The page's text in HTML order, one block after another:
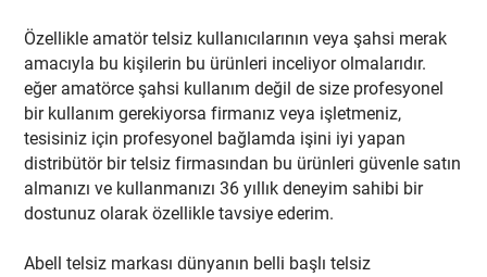
Özellikle amatör telsiz kullanıcılarının veya şahsi merak
amacıyla bu kişilerin bu ürünleri inceliyor olmalarıdır.
eğer amatörce şahsi kullanım değil de size profesyonel
bir kullanım gerekiyorsa firmanız veya işletmeniz,
tesisiniz için profesyonel bağlamda işini iyi yapan
distribütör bir telsiz firmasından bu ürünleri güvenle satın
almanızı ve kullanmanızı 36 yıllık deneyim sahibi bir
dostunuz olarak özellikle tavsiye ederim.
Abell telsiz markası dünyanın belli başlı telsiz